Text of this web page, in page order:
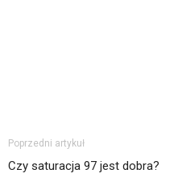
Poprzedni artykuł
Czy saturacja 97 jest dobra?